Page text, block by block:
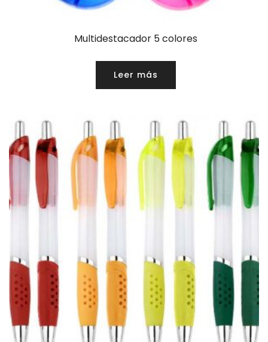
Multidestacador 5 colores
Leer más